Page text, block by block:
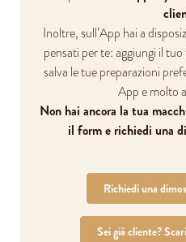
Inoltre, sull’App hai a
pensati per te: aggiungi il
salva le tue preparazioni
App e molto
Non hai ancora la tua
il form e richiedi una
Richiedi una
Sei già cliente?